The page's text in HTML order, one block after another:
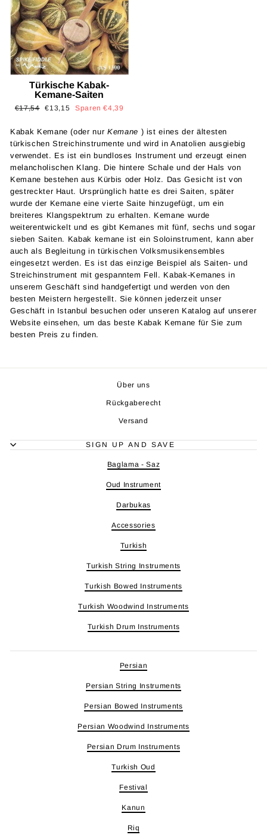
Türkische Kabak-
Kemane-Saiten
Normaler
€17,54 Sonderpreis
€13,15 Sparen €4,39
Kabak Kemane (oder nur Kemane ) ist eines der ältesten
türkischen Streichinstrumente und wird in Anatolien ausgiebig
verwendet. Es ist ein bundloses Instrument und erzeugt einen
melancholischen Klang. Die hintere Schale und der Hals von
Kemane bestehen aus Kürbis oder Holz. Das Gesicht ist von
gestreckter Haut. Ursprünglich hatte es drei Saiten, später
wurde der Kemane eine vierte Saite hinzugefügt, um ein
breiteres Klangspektrum zu erhalten. Kemane wurde
weiterentwickelt und es gibt Kemanes mit fünf, sechs und sogar
sieben Saiten. Kabak kemane ist ein Soloinstrument, kann aber
auch als Begleitung in türkischen Volksmusikensembles
eingesetzt werden. Es ist das einzige Beispiel als Saiten- und
Streichinstrument mit gespanntem Fell. Kabak-Kemanes in
unserem Geschäft sind handgefertigt und werden von den
besten Meistern hergestellt. Sie können jederzeit unser
Geschäft in Istanbul besuchen oder unseren Katalog auf unserer
Website einsehen, um das beste Kabak Kemane für Sie zum
besten Preis zu finden.
Über uns
Rückgaberecht
Versand
SIGN UP AND SAVE
Baglama - Saz
Oud Instrument
Darbukas
Accessories
Turkish
Turkish String Instruments
Turkish Bowed Instruments
Turkish Woodwind Instruments
Turkish Drum Instruments
Persian
Persian String Instruments
Persian Bowed Instruments
Persian Woodwind Instruments
Persian Drum Instruments
Turkish Oud
Festival
Kanun
Riq